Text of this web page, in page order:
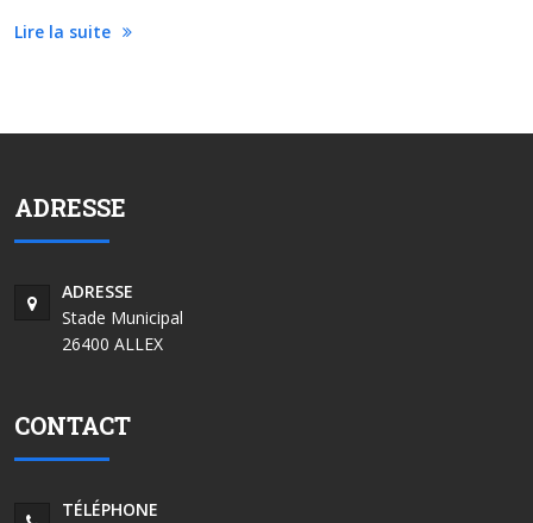
Lire la suite
ADRESSE
ADRESSE
Stade Municipal
26400 ALLEX
CONTACT
TÉLÉPHONE